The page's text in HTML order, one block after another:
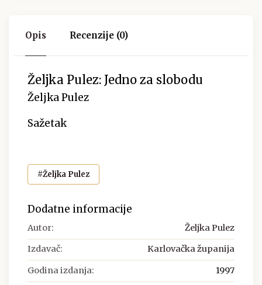
Opis Recenzije (0)
Željka Pulez: Jedno za slobodu
Željka Pulez
Sažetak
#Željka Pulez
Dodatne informacije
Autor: Željka Pulez
Izdavač: Karlovačka županija
Godina izdanja: 1997